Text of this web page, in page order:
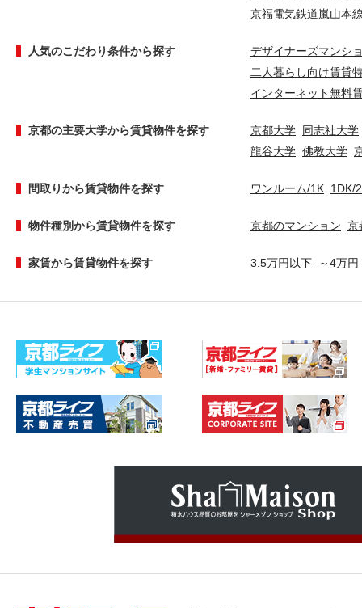
京福電気鉄道嵐山本
人気のこだわり条件から探す
デザイナーズマンシ
二人暮らし向け賃貸
インターネット無料
京都の主要大学から賃貸物件を探す 京都大学 同志社大学
龍谷大学 佛教大学
間取りから賃貸物件を探す ワンルーム/1K 1DK/
物件種別から賃貸物件を探す 京都のマンション 京
家賃から賃貸物件を探す 3.5万円以下 ～4万円